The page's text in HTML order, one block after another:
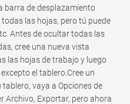
barra de desplazamiento
las hojas, pero tú puede
Antes de ocultar todas las
cree una nueva vista
las hojas de trabajo y luego
el tablero.Cree un
vaya a Opciones de
Archivo, Exportar, pero ahora